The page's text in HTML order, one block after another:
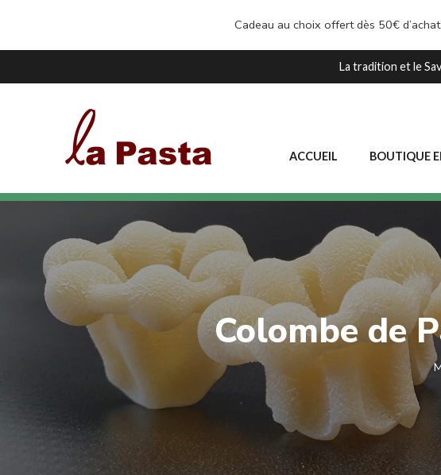
Cadeau au choix offert dès 50€
La tradition et le
ACCUEIL BOUTIQUE
Colombe de